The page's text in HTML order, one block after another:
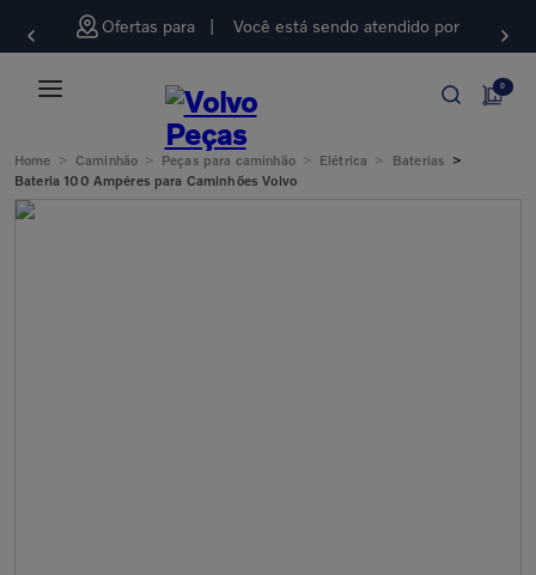
Ofertas para Você está sendo atendido por
0
Home > Caminhão > Peças para caminhão > Elétrica > Baterias >
Bateria 100 Ampéres para Caminhões Volvo